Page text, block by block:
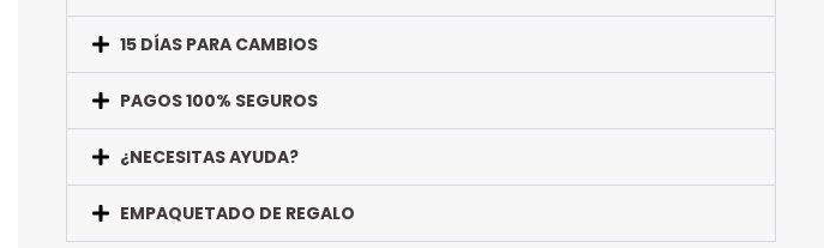
15 DÍAS PARA CAMBIOS
PAGOS 100% SEGUROS
¿NECESITAS AYUDA?
EMPAQUETADO DE REGALO